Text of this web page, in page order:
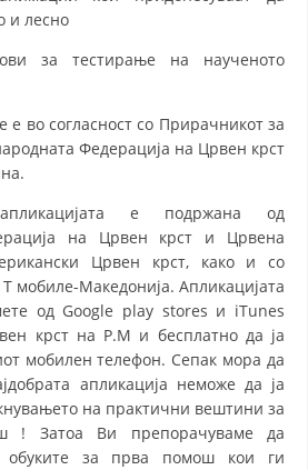
ИНФОРМАЦИИ
ВО ПРОФЕСИОНАЛНИ ТЕЛА
ЗАКОН ЗА ЦКРМ
И РАЗВОЈ
РАКОВОДЕН ОДБОР
СОБРАНИЕ
ОРГАНИЗАЦИОНА ПОСТАВЕНОСТ
и лесно
за тестирање на наученото
е во согласност со Прирачникот за
Федерација на Црвен крст
е подржана од
на Црвен крст и Црвена
Црвен крст, како и со
мобиле-Македонија. Апликацијата
од Google play stores и iTunes
крст на Р.М и бесплатно да ја
мобилен телефон. Сепак мора да
апликација неможе да ја
на практични вештини за
! Затоа Ви препорачуваме да
обуките за прва помош кои ги